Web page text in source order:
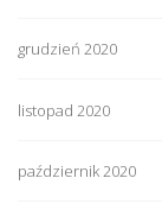
grudzień 2020
listopad 2020
październik 2020